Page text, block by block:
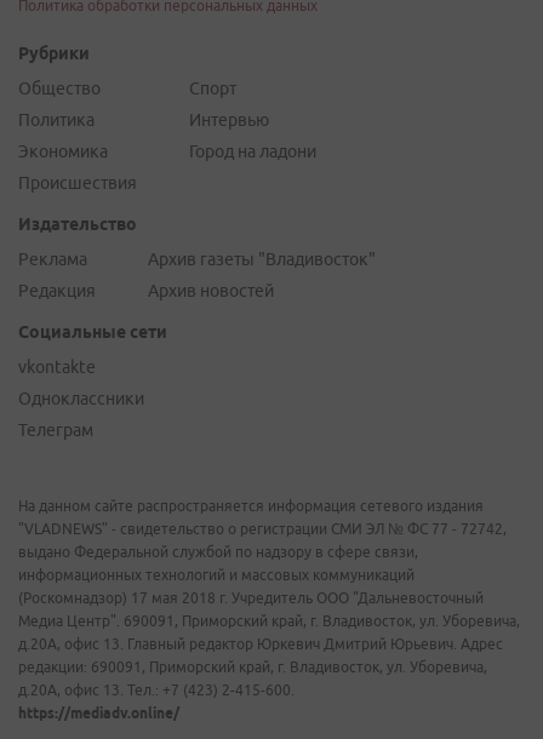
Политика обработки персональных данных
Рубрики
Общество
Политика
Экономика
Происшествия
Спорт
Интервью
Город на ладони
Издательство
Реклама
Редакция
Архив газеты "Владивосток"
Архив новостей
Социальные сети
vkontakte
Одноклассники
Телеграм
На данном сайте распространяется информация сетевого издания
"VLADNEWS" - свидетельство о регистрации СМИ ЭЛ № ФС 77 - 72742,
выдано Федеральной службой по надзору в сфере связи,
информационных технологий и массовых коммуникаций
(Роскомнадзор) 17 мая 2018 г. Учредитель ООО "Дальневосточный
Медиа Центр". 690091, Приморский край, г. Владивосток, ул. Уборевича,
д.20А, офис 13. Главный редактор Юркевич Дмитрий Юрьевич. Адрес
редакции: 690091, Приморский край, г. Владивосток, ул. Уборевича,
д.20А, офис 13. Тел.: +7 (423) 2-415-600.
https://mediadv.online/